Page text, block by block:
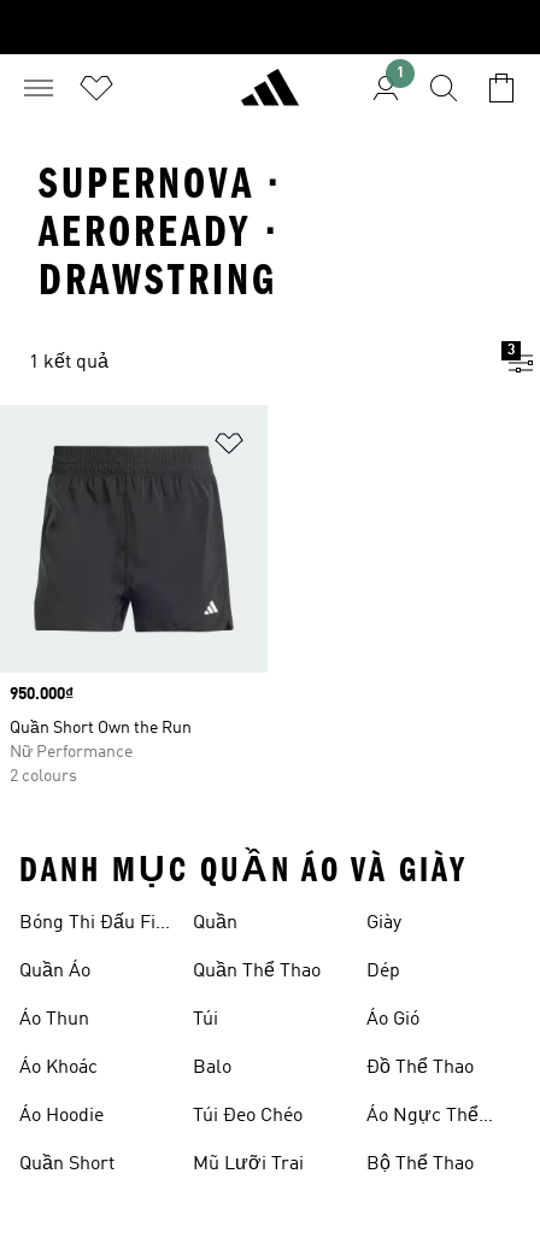
1
SUPERNOVA ·
AEROREADY ·
DRAWSTRING
1 kết quả
3
Price
950.000₫
Quần Short Own the Run
Nữ Performance
2 colours
DANH MỤC QUẦN ÁO VÀ GIÀY
Bóng Thi Đấu Fifa
Quần Áo
Áo Thun
Áo Khoác
Áo Hoodie
Quần Short
Quần
Quần Thể Thao
Túi
Balo
Túi Đeo Chéo
Mũ Lưỡi Trai
Giày
Dép
Áo Gió
Đồ Thể Thao
Áo Ngực Thể
Bộ Thể Thao